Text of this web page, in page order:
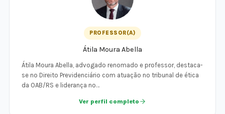
PROFESSOR(A)
Átila Moura Abella
Átila Moura Abella, advogado renomado e professor, destaca-
se no Direito Previdenciário com atuação no tribunal de ética
da OAB/RS e liderança no…
Ver perfil completo